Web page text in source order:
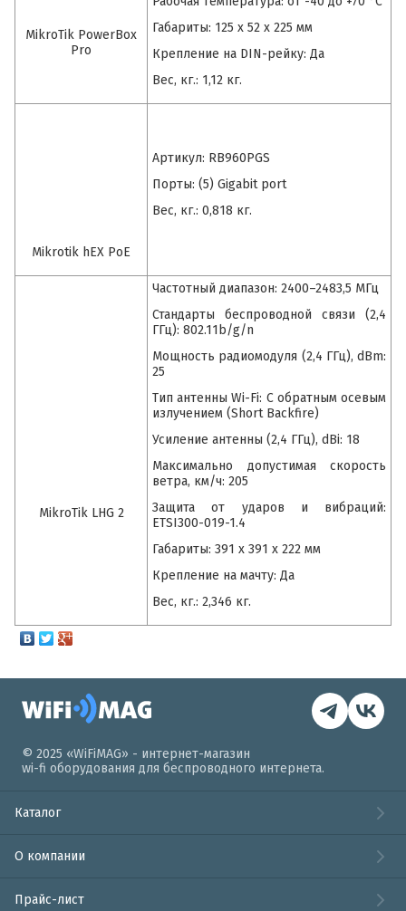
MikroTik PowerBox
Pro
Габариты: 125 x 52 x 225 мм
Крепление на DIN-рейку: Да
Вес, кг.: 1,12 кг.
Mikrotik hEX PoE
Артикул: RB960PGS
Порты: (5) Gigabit port
Вес, кг.: 0,818 кг.
MikroTik LHG 2
Частотный диапазон: 2400–2483,5 МГц
Стандарты беспроводной связи (2,4
ГГц): 802.11b/g/n
Мощность радиомодуля (2,4 ГГц), dBm:
25
Тип антенны Wi-Fi: C обратным осевым
излучением (Short Backfire)
Усиление антенны (2,4 ГГц), dBi: 18
Максимально допустимая скорость
ветра, км/ч: 205
Защита от ударов и вибраций:
ETSI300-019-1.4
Габариты: 391 x 391 x 222 мм
Крепление на мачту: Да
Вес, кг.: 2,346 кг.
© 2025 «WiFiMAG» - интернет-магазин
wi-fi оборудования для беспроводного интернета.
Каталог
О компании
Прайс-лист